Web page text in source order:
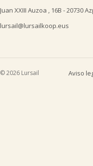
Juan XXIII Auzoa , 16B - 20730
lursail@lursailkoop.eus
© 2026 Lursail Aviso